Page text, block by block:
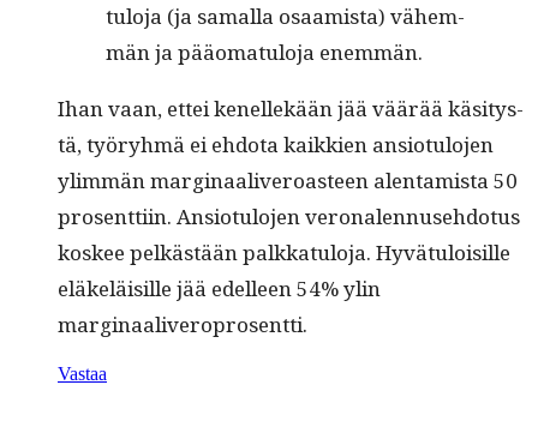
tu­lo­ja (ja samal­la osaamista) vähem­
män ja pääo­mat­u­lo­ja enemmän.
Ihan vaan, ettei kenellekään jää väärää käsi­tys­
tä, työryh­mä ei ehdo­ta kaikkien ansio­tu­lo­jen
ylim­män mar­gin­aaliv­eroas­t­een alen­tamista 50
pros­ent­ti­in. Ansio­tu­lo­jen veronalen­nuse­hdo­tus
kos­kee pelkästään palkkat­u­lo­ja. Hyvä­tu­loisille
eläkeläisille jää edelleen 54% ylin
marginaaliveroprosentti.
Vastaa